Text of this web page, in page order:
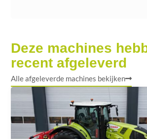
Deze machines
recent afgeleverd
Alle afgeleverde machines bekijken